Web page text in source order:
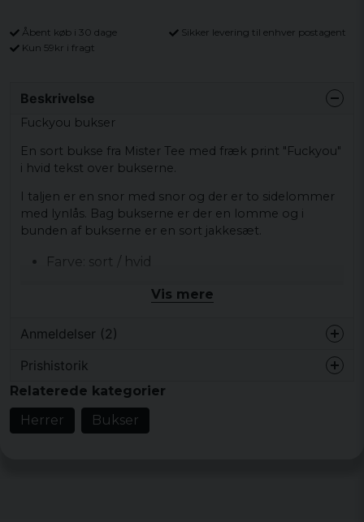
Åbent køb i 30 dage
Sikker levering til enhver postagent
Kun 59kr i fragt
Beskrivelse
Fuckyou bukser
En sort bukse fra Mister Tee med fræk print "Fuckyou"
i hvid tekst over bukserne.
I taljen er en snor med snor og der er to sidelommer
med lynlås. Bag bukserne er der en lomme og i
bunden af bukserne er en sort jakkesæt.
Farve: sort / hvid
Materiale: 100% polyester
Sex: Mr
Vis mere
Anmeldelser (2)
for 6 år siden
for 6 år siden
Prishistorik
Relaterede kategorier
Herrer
Bukser